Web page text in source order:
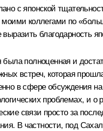
с японской
моими коллегами по
благодарность
полноценная и
встреч, которая
в сфере обсуждения
проблемах, и
связи просто за
В частности, под